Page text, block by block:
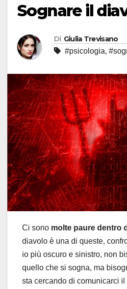
Sognare il
Di Giulia Trevisano
#psicologia,
Ci sono molte paure dentro
diavolo è una di queste,
io più oscuro e sinistro, non
quello che si sogna, ma
sta cercando di comunicarci il